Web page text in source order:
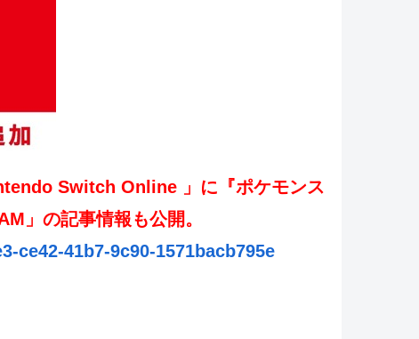
Switch Online 」に『ポケモンス
」の記事情報も公開。
41b7-9c90-1571bacb795e